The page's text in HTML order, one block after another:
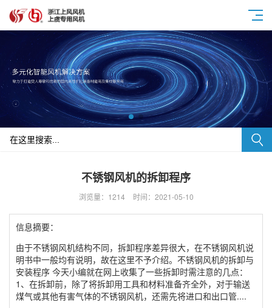
不锈钢风机的拆卸程序
浏览量：1214 时间：2021-05-10
信息摘要：
由于不锈钢风机结构不同，拆卸程序差异很大，在不锈钢风机说
明书中一般均有说明，故在这里不予介绍。不锈钢风机的拆卸与
安装程序 今天小编就在网上收集了一些拆卸时需注意的几点：
1、在拆卸前，除了将拆卸用工具和材料准备齐全外，对于输送
煤气或其他有害气体的不锈钢风机，还需先将进口和出口管....